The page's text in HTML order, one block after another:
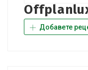
Добавете